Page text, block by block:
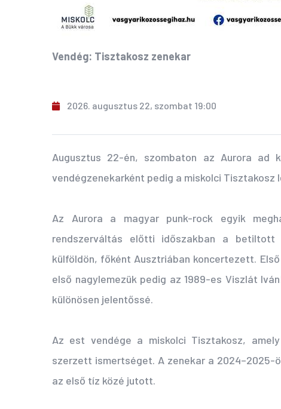
Vendég: Tisztakosz zenekar
2026. augusztus 22, szombat 19:00
Augusztus 22-én, szombaton az Aurora ad
vendégzenekarként pedig a miskolci Tisztakosz
Az Aurora a magyar punk-rock egyik
rendszerváltás előtti időszakban a
külföldön, főként Ausztriában koncertezett.
első nagylemezük pedig az 1989-es Viszlát
különösen jelentőssé.
Az est vendége a miskolci Tisztakosz,
szerzett ismertséget. A zenekar a 2024–2025-
az első tíz közé jutott.